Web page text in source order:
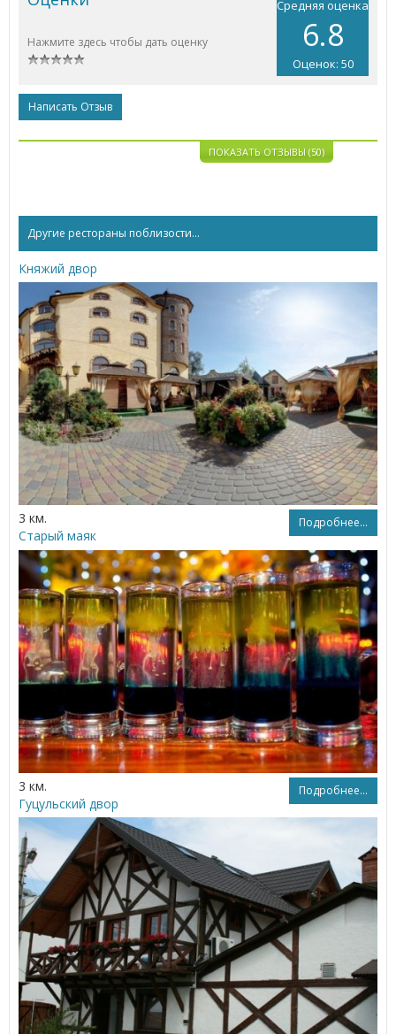
Средняя оценка
6.8
Оценок: 50
Нажмите здесь чтобы дать оценку
Написать Отзыв
ПОКАЗАТЬ ОТЗЫВЫ (50)
Другие рестораны поблизости...
Княжий двор
3 км. Подробнее...
Старый маяк
3 км. Подробнее...
Гуцульский двор